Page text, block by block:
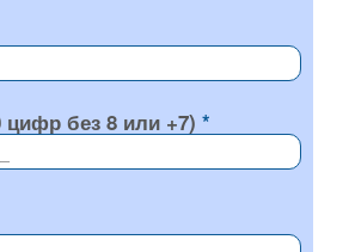
без 8 или +7)